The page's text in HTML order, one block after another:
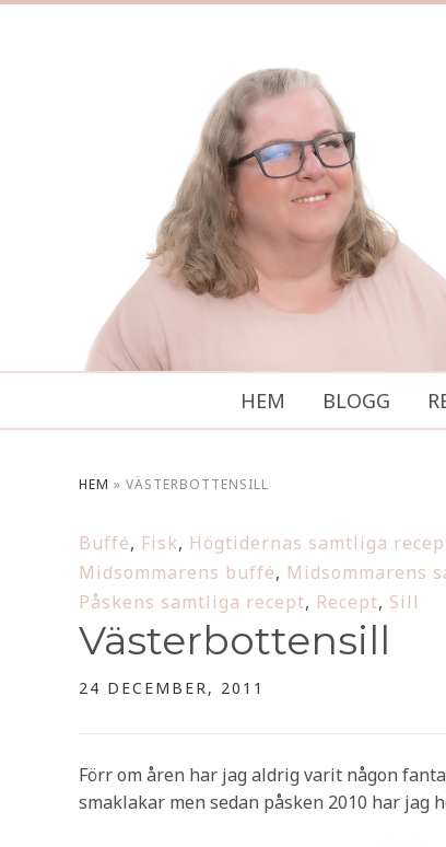
HEM BLOGG
HEM » VÄSTERBOTTENSILL
Buffé, Fisk, Högtidernas samtliga
Midsommarens buffé, Midsommarens
Påskens samtliga recept, Recept, Sill
Västerbottensill
24 DECEMBER, 2011
Förr om åren har jag aldrig varit någon
smaklakar men sedan påsken 2010 har jag